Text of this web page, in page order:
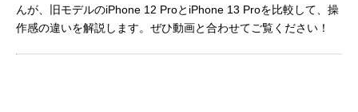
んが、旧モデルのiPhone 12 ProとiPhone 13 Proを比較して、操
作感の違いを解説します。ぜひ動画と合わせてご覧ください！